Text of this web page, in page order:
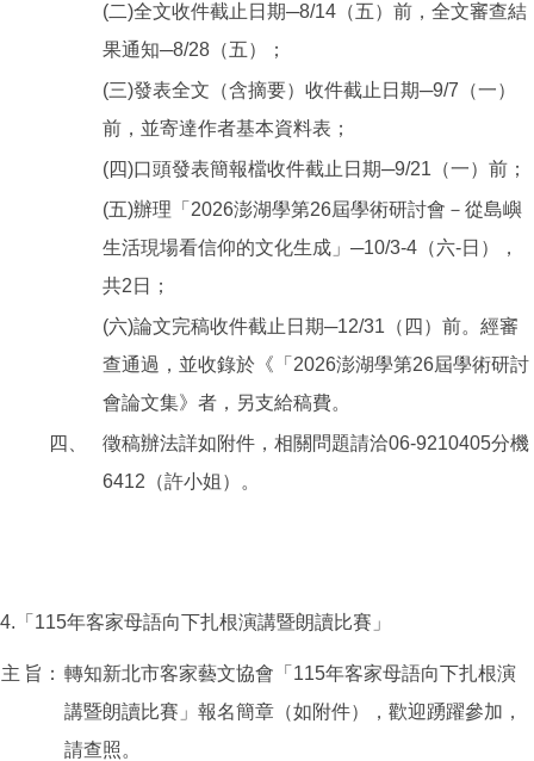
(二)全文收件截止日期─8/14（五）前，全文審查結
果通知─8/28（五）；
(三)發表全文（含摘要）收件截止日期─9/7（一）
前，並寄達作者基本資料表；
(四)口頭發表簡報檔收件截止日期─9/21（一）前；
(五)辦理「2026澎湖學第26屆學術研討會－從島嶼
生活現場看信仰的文化生成」─10/3-4（六-日），
共2日；
(六)論文完稿收件截止日期─12/31（四）前。經審
查通過，並收錄於《「2026澎湖學第26屆學術研討
會論文集》者，另支給稿費。
四、
徵稿辦法詳如附件，相關問題請洽06-9210405分機
6412（許小姐）。
4.「115年客家母語向下扎根演講暨朗讀比賽」
主 旨： 轉知新北市客家藝文協會「115年客家母語向下扎根演
講暨朗讀比賽」報名簡章（如附件），歡迎踴躍參加，
請查照。